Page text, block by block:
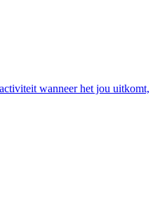
wanneer het jou uitkomt,